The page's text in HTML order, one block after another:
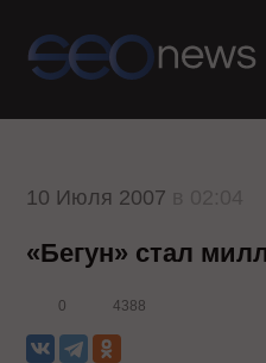
10 Июля 2007
«Бегун» стал
0 4388